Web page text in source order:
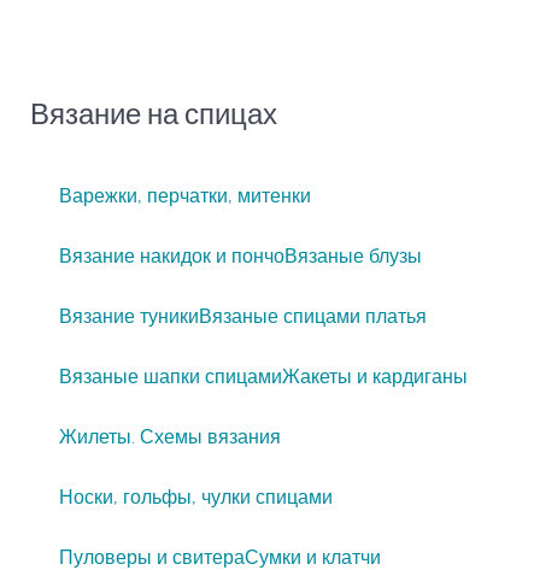
Вязание на спицах
Варежки, перчатки, митенки
Вязание накидок и пончоВязаные блузы
Вязание туникиВязаные спицами платья
Вязаные шапки спицамиЖакеты и кардиганы
Жилеты. Схемы вязания
Носки, гольфы, чулки спицами
Пуловеры и свитераСумки и клатчи